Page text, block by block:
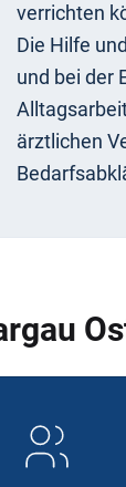
verrichten
Die Hilfe
und bei der
ärztlichen